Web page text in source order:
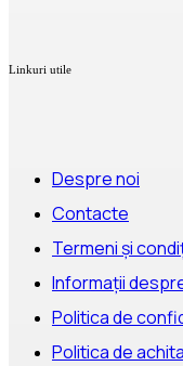
Linkuri utile
Despre noi
Contacte
Termeni și
Informații
Politica de
Politica de